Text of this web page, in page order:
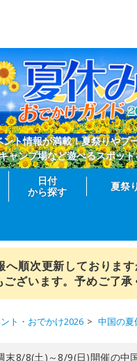
ント情報が満載！夏祭りやプ
ャンプ場など遊べるスポッ
日付
から探す
夏祭
へ順次更新しておりま
ございます。予めご了承
ト・おでかけ2026 中国の夏
末8/8(土)～8/9(日)開催の中